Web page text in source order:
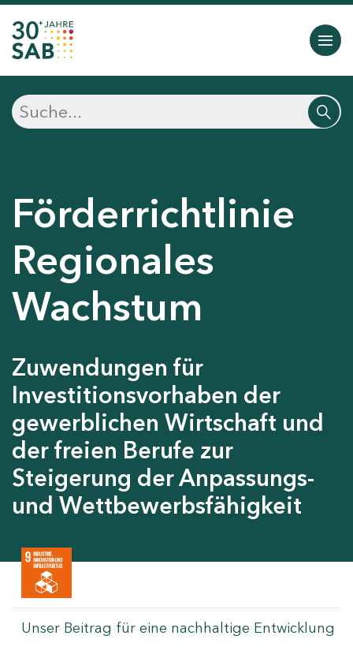
Förderrichtlinie
Regionales
Wachstum
Zuwendungen für
Investitionsvorhaben der
gewerblichen Wirtschaft und
der freien Berufe zur
Steigerung der Anpassungs-
und Wettbewerbsfähigkeit
Unser Beitrag für eine nachhaltige Entwicklung